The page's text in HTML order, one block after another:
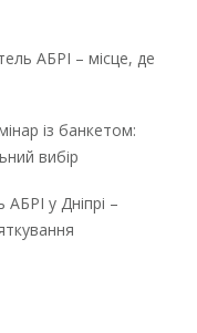
АБРІ – місце, де
із банкетом:
вибір
у Дніпрі –